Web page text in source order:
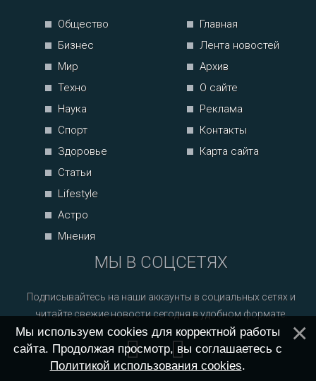
Общество
Бизнес
Мир
Техно
Наука
Спорт
Здоровье
Статьи
Lifestyle
Астро
Мнения
Главная
Лента новостей
Архив
О сайте
Реклама
Контакты
Карта сайта
МЫ В СОЦСЕТЯХ
Подписывайтесь на наши аккаунты в социальных сетях и
читайте свежие новости сегодня в удобном формате.
Мы используем cookies для корректной работы
сайта. Продолжая просмотр, вы соглашаетесь с
Политикой использования cookies.